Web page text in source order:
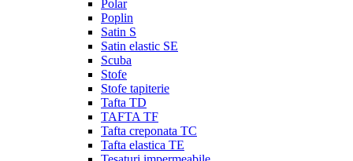
Polar
Poplin
Satin S
Satin elastic SE
Scuba
Stofe
Stofe tapiterie
Tafta TD
TAFTA TF
Tafta creponata TC
Tafta elastica TE